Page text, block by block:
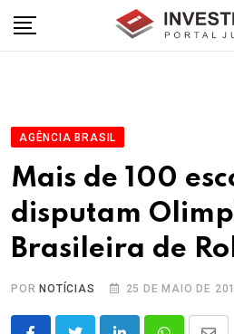
AGÊNCIA BRASIL
Mais de 100
disputam
Brasileira de
POR NOTÍCIAS 25 DE MAIO DE